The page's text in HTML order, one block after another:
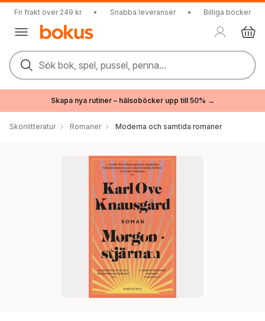
Fri frakt över 249 kr • Snabba leveranser • Billiga böcker
Sök bok, spel, pussel, penna...
Skapa nya rutiner – hälsoböcker upp till 50% →
Skönlitteratur Romaner Moderna och samtida romaner